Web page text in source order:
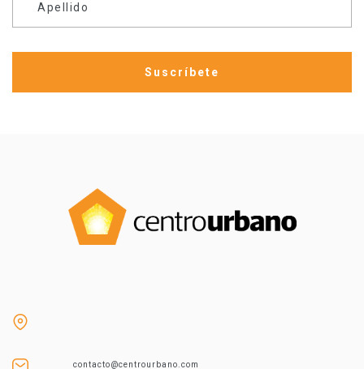
Apellido
contacto@centrourbano.com